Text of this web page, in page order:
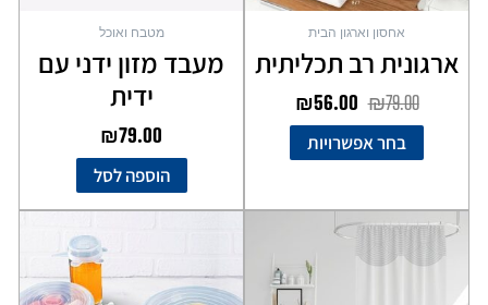
אחסון וארגון הבית
ארגונית רב תכליתית
₪79.00
₪56.00
בחר אפשרויות
בעמוד
מטבח ואוכל
מעבד מזון ידני עם
ידית
₪79.00
הוספה לסל
יש
מספר